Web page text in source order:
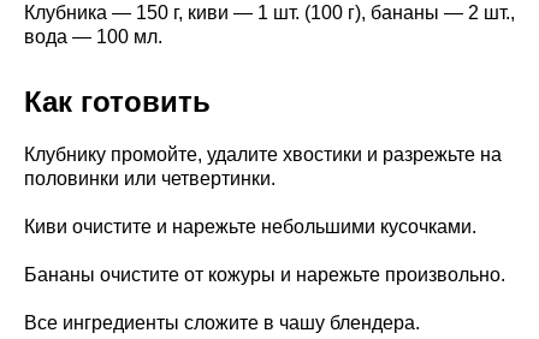
Клубника — 150 г, киви — 1 шт. (100 г), бананы — 2 шт.,
вода — 100 мл.
Как готовить
Клубнику промойте, удалите хвостики и разрежьте на
половинки или четвертинки.
Киви очистите и нарежьте небольшими кусочками.
Бананы очистите от кожуры и нарежьте произвольно.
Все ингредиенты сложите в чашу блендера.